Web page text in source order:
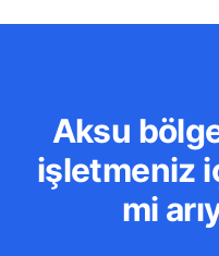
Aksu
işletmeniz
mi